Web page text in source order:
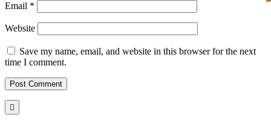
Email *
Website
Save my name, email, and website in this browser for the next
time I comment.